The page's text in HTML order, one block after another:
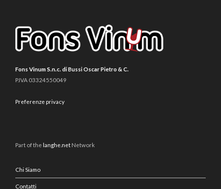
Fons Vinum S.n.c. di Bussi Oscar Pietro & C.
P.IVA 03324550049
Preferenze privacy
Part of thelanghe.net Network
Chi Siamo
Contatti